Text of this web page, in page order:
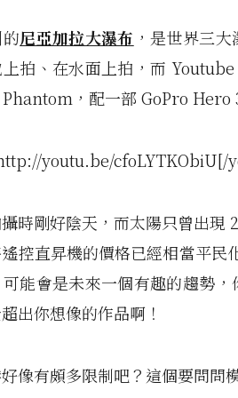
尼亞加拉大瀑布 ，是世界三
拍、在水面上拍，而 Youtube
，配一部 GoPro Hero
youtu.be/cfoLYTKObiU[/
時剛好陰天，而太陽只曾出現
控直昇機的價格已經相當平民
能會是未來一個有趣的趨勢
出你想像的作品啊！
像有頗多限制吧？這個要問問